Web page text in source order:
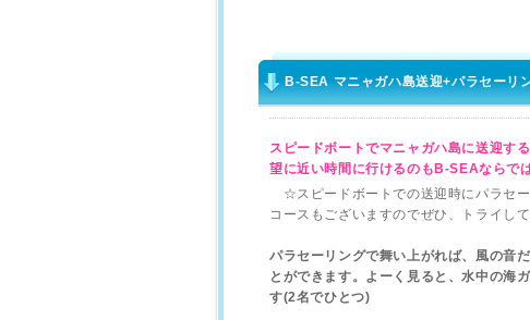
B-SEA マニャガハ島送迎+パラセーリ
スピードボートでマニャガハ島に送迎す
望に近い時間に行けるのもB-SEAならで
☆スピードボートでの送迎時にパラセ
コースもございますのでぜひ、トライして
パラセーリングで舞い上がれば、風の音
とができます。よーく見ると、水中の海
す(2名でひとつ)